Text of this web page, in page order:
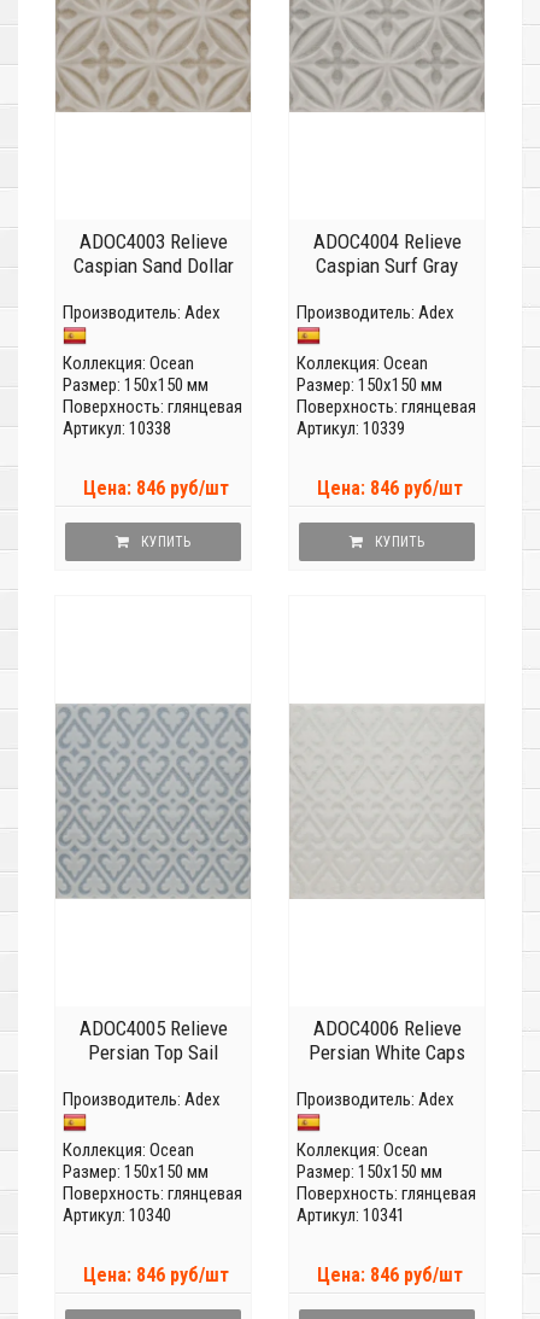
ADOC4003 Relieve
Caspian Sand Dollar
Производитель: Adex
Коллекция: Ocean
Размер: 150x150 мм
Поверхность: глянцевая
Артикул: 10338
Цена: 846 руб/шт
КУПИТЬ
ADOC4004 Relieve
Caspian Surf Gray
Производитель: Adex
Коллекция: Ocean
Размер: 150x150 мм
Поверхность: глянцевая
Артикул: 10339
Цена: 846 руб/шт
КУПИТЬ
ADOC4005 Relieve
Persian Top Sail
Производитель: Adex
Коллекция: Ocean
Размер: 150x150 мм
Поверхность: глянцевая
Артикул: 10340
Цена: 846 руб/шт
ADOC4006 Relieve
Persian White Caps
Производитель: Adex
Коллекция: Ocean
Размер: 150x150 мм
Поверхность: глянцевая
Артикул: 10341
Цена: 846 руб/шт